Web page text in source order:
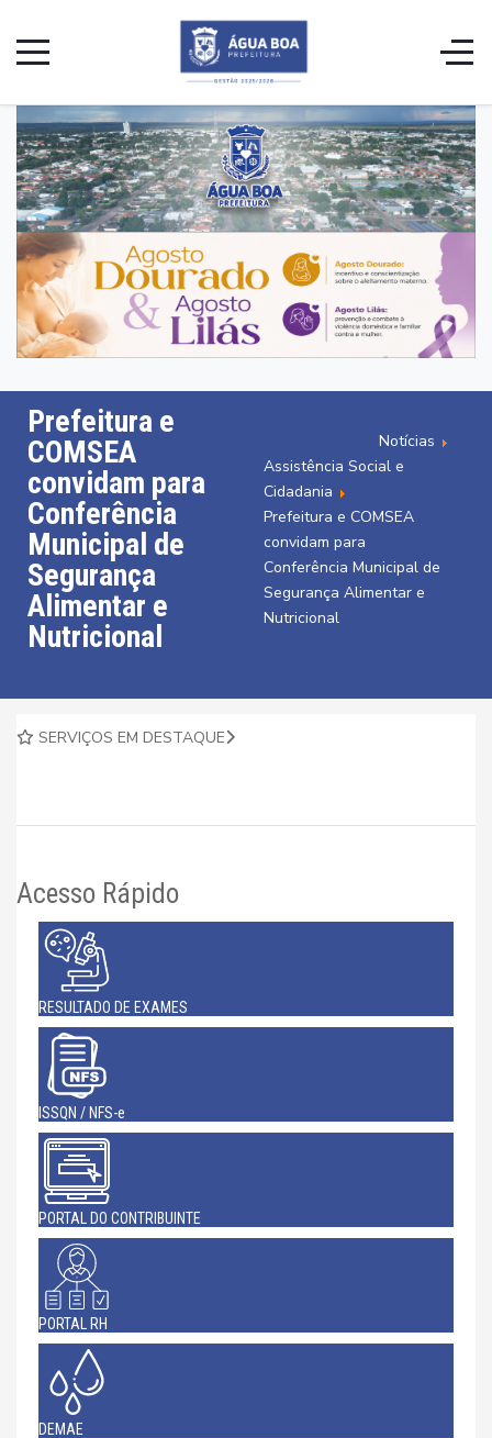
Prefeitura e
COMSEA
convidam para
Conferência
Municipal de
Segurança
Alimentar e
Nutricional
Notícias
Assistência Social e
Cidadania
Prefeitura e COMSEA
convidam para
Conferência Municipal de
Segurança Alimentar e
Nutricional
SERVIÇOS EM DESTAQUE
Acesso Rápido
RESULTADO DE EXAMES
ISSQN / NFS-e
PORTAL DO CONTRIBUINTE
PORTAL RH
DEMAE